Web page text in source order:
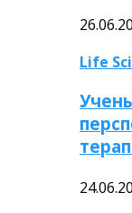
Life